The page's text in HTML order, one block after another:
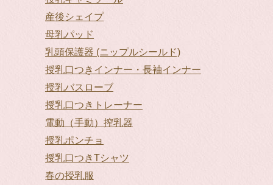
産後シェイプ
母乳パッド
乳頭保護器 (ニップルシールド)
授乳口つきインナー・長袖インナー
授乳バスローブ
授乳口つきトレーナー
電動（手動）搾乳器
授乳ポンチョ
授乳口つきTシャツ
春の授乳服